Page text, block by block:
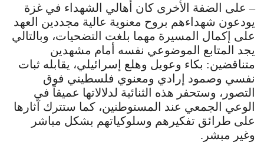
– على الضفة الأخرى كان أهالي الشهداء في غزة
يودعون شهداءهم بروح معنوية عالية مجددين العهد
على إكمال المسيرة مهما بلغت التضحيات، وبالتالي
يجد المتابع الموضوعي نفسه أمام مشهدين
متناقضين: بكاء وعويل وهلع إسرائيلي، يقابله ثبات
نفسي وصمود إرادي ومعنوي فلسطيني فوق
التصور، وستحفر هذه الثنائية لدلالاتها عميقاً في
الوعي الجمعي عند المستوطنين، كما ستترك آثارها
على طرائق تفكيرهم وسلوكياتهم بشكل مباشر
وغير مبشر.